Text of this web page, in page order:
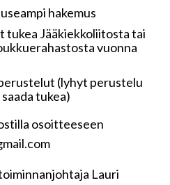
hakemus
tukea Jääkiekkoliitosta tai
vuonna
(lyhyt perustelu
tukea)
osoitteeseen
Lauri